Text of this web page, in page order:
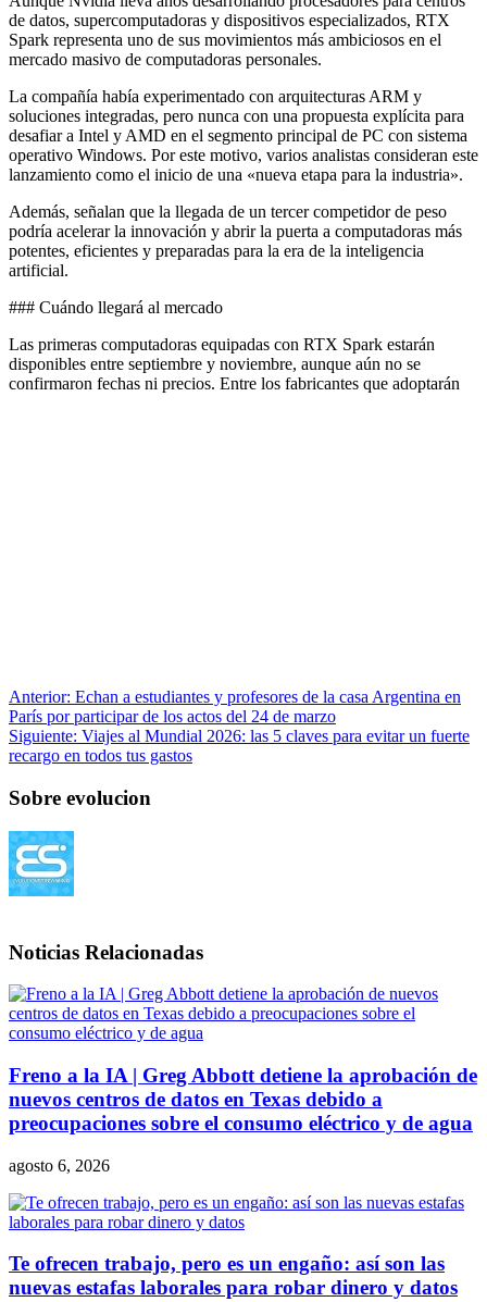
de datos, supercomputadoras y dispositivos especializados, RTX
Spark representa uno de sus movimientos más ambiciosos en el
mercado masivo de computadoras personales.
La compañía había experimentado con arquitecturas ARM y
soluciones integradas, pero nunca con una propuesta explícita para
desafiar a Intel y AMD en el segmento principal de PC con sistema
operativo Windows. Por este motivo, varios analistas consideran este
lanzamiento como el inicio de una «nueva etapa para la industria».
Además, señalan que la llegada de un tercer competidor de peso
podría acelerar la innovación y abrir la puerta a computadoras más
potentes, eficientes y preparadas para la era de la inteligencia
artificial.
### Cuándo llegará al mercado
Las primeras computadoras equipadas con RTX Spark estarán
disponibles entre septiembre y noviembre, aunque aún no se
confirmaron fechas ni precios. Entre los fabricantes que adoptarán
Anterior: Echan a estudiantes y profesores de la casa Argentina en
París por participar de los actos del 24 de marzo
Siguiente: Viajes al Mundial 2026: las 5 claves para evitar un fuerte
recargo en todos tus gastos
Sobre evolucion
Noticias Relacionadas
Freno a la IA | Greg Abbott detiene la aprobación de
nuevos centros de datos en Texas debido a
preocupaciones sobre el consumo eléctrico y de agua
agosto 6, 2026
Te ofrecen trabajo, pero es un engaño: así son las
nuevas estafas laborales para robar dinero y datos